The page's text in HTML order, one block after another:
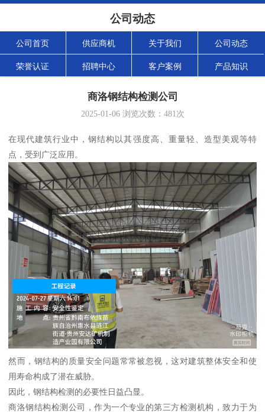
公司动态
公司首页 供应商机 关于我们 公司动态
荣誉认证 招聘中心 客户案例 产品知识
商洛钢结构检测公司
2025-01-06浏览次数： 481次
在现代建筑行业中，钢结构以其强度高、重量轻、造型美观等特
点，受到广泛应用。
然而，钢结构的质量安全问题常常被忽视，这对建筑整体安全和使
用寿命构成了潜在威胁。
因此，钢结构检测的必要性日益凸显。
商洛钢结构检测公司，作为一个专业的第三方检测机构，致力于为